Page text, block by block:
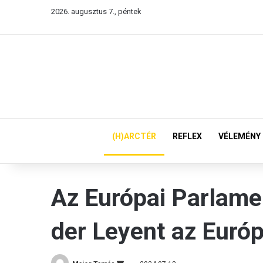
2026. augusztus 7., péntek
(H)ARCTÉR REFLEX VÉLEMÉNY
Az Európai
der Leyent az